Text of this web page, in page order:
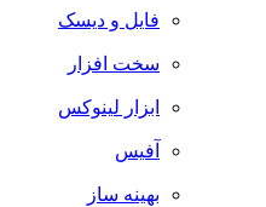
فایل و دیسک
سخت افزار
ابزار لینوکس
آفیس
بهینه ساز